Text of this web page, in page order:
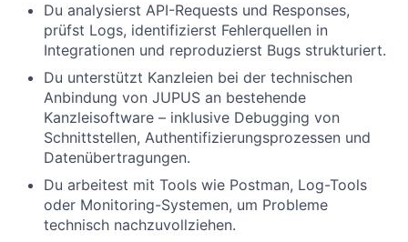
Du analysierst API-Requests und Responses,
prüfst Logs, identifizierst Fehlerquellen in
Integrationen und reproduzierst Bugs strukturiert.
Du unterstützt Kanzleien bei der technischen
Anbindung von JUPUS an bestehende
Kanzleisoftware – inklusive Debugging von
Schnittstellen, Authentifizierungsprozessen und
Datenübertragungen.
Du arbeitest mit Tools wie Postman, Log-Tools
oder Monitoring-Systemen, um Probleme
technisch nachzuvollziehen.